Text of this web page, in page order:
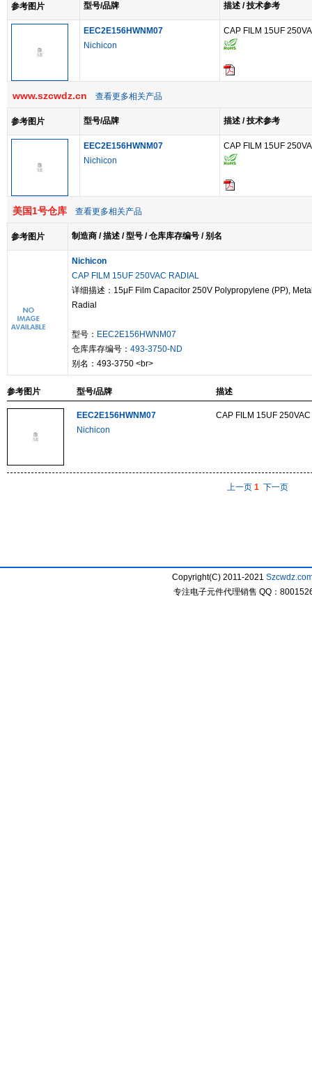
参考图片 型号/品牌 描述 / 技术参考
EEC2E156HWNM07
Nichicon
CAP FILM 15UF
www.szcwdz.cn 查看更多相关产品
参考图片 型号/品牌 描述 / 技术参考
EEC2E156HWNM07
Nichicon
CAP FILM 15UF
美国1号仓库 查看更多相关产品
参考图片 制造商 / 描述 / 型号 / 仓库库存编号 / 别名
Nichicon
CAP FILM 15UF 250VAC RADIAL
详细描述：15μF Film Capacitor 250V Polypropylene (PP),
Radial
型号： EEC2E156HWNM07
仓库库存编号： 493-3750-ND
别名：493-3750 <br>
参考图片 型号/品牌 描述
EEC2E156HWNM07
Nichicon
CAP FILM 15UF
上一页 1 下一页
Copyright(C) 2011-2021
专注电子元件代理销售 QQ：